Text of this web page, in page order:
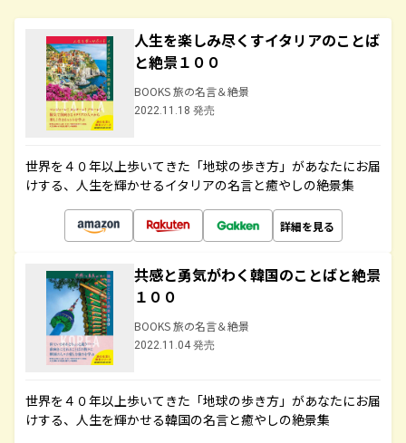
人生を楽しみ尽くすイタリアのことば
と絶景１００
BOOKS 旅の名言＆絶景
2022.11.18 発売
世界を４０年以上歩いてきた「地球の歩き方」があなたにお届
けする、人生を輝かせるイタリアの名言と癒やしの絶景集
詳細を見る
共感と勇気がわく韓国のことばと絶景
１００
BOOKS 旅の名言＆絶景
2022.11.04 発売
世界を４０年以上歩いてきた「地球の歩き方」があなたにお届
けする、人生を輝かせる韓国の名言と癒やしの絶景集